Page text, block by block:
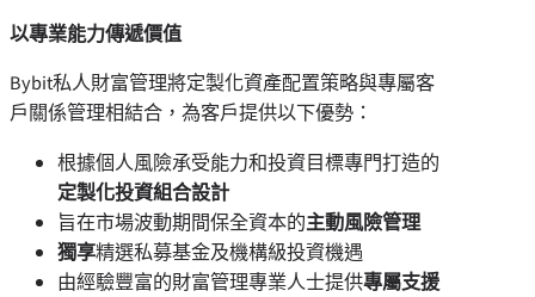
以專業能力傳遞價值
Bybit私人財富管理將定製化資產配置策略與專屬客
戶關係管理相結合，為客戶提供以下優勢：
根據個人風險承受能力和投資目標專門打造的
定製化投資組合設計
旨在市場波動期間保全資本的主動風險管理
獨享精選私募基金及機構級投資機遇
由經驗豐富的財富管理專業人士提供專屬支援